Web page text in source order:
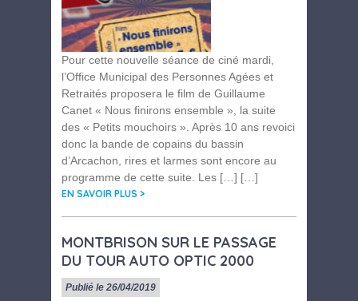
Pour cette nouvelle séance de ciné mardi,
l’Office Municipal des Personnes Agées et
Retraités proposera le film de Guillaume
Canet « Nous finirons ensemble », la suite
des « Petits mouchoirs ». Après 10 ans revoici
donc la bande de copains du bassin
d’Arcachon, rires et larmes sont encore au
programme de cette suite. Les […] […]
EN SAVOIR PLUS >
MONTBRISON SUR LE PASSAGE
DU TOUR AUTO OPTIC 2000
Publié le 26/04/2019